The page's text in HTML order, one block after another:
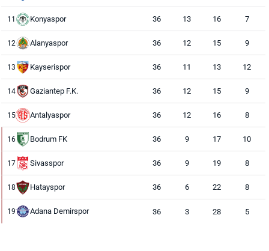
11 Konyaspor 36 13 16 7
12 Alanyaspor 36 12 15 9
13 Kayserispor 36 11 13 12
14 Gaziantep F.K. 36 12 15 9
15 Antalyaspor 36 12 16 8
16 Bodrum FK 36 9 17 10
17 Sivasspor 36 9 19 8
18 Hatayspor 36 6 22 8
19 Adana Demirspor 36 3 28 5